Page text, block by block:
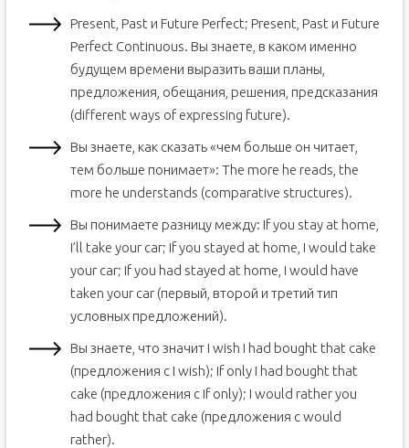
Present, Past и Future Perfect; Present, Past и Future
Perfect Continuous. Вы знаете, в каком именно
будущем времени выразить ваши планы,
предложения, обещания, решения, предсказания
(different ways of expressing future).
Вы знаете, как сказать «чем больше он читает,
тем больше понимает»: The more he reads, the
more he understands (comparative structures).
Вы понимаете разницу между: If you stay at home,
I’ll take your car; If you stayed at home, I would take
your car; If you had stayed at home, I would have
taken your car (первый, второй и третий тип
условных предложений).
Вы знаете, что значит I wish I had bought that cake
(предложения с I wish); If only I had bought that
cake (предложения с If only); I would rather you
had bought that cake (предложения с would
rather).